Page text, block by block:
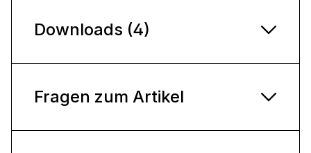
Downloads (4)
Fragen zum Artikel